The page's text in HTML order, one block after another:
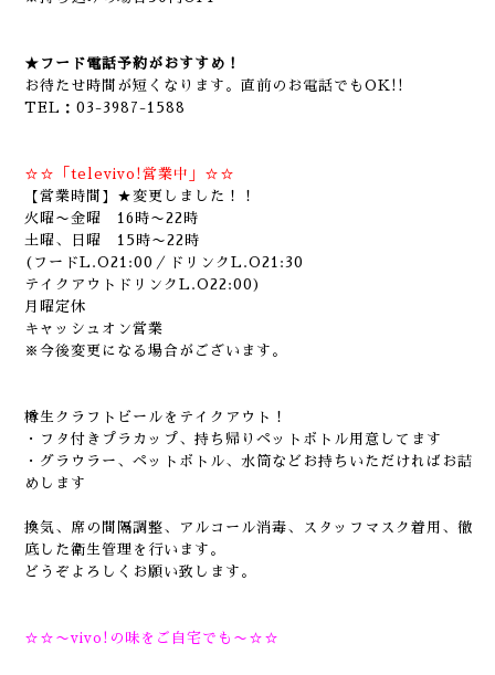
★フード電話予約がおすすめ！
お待たせ時間が短くなります。直前のお電話でもOK!!
TEL：03-3987-1588
☆☆「televivo!営業中」☆☆
【営業時間】★変更しました！！
火曜〜金曜 16時〜22時
土曜、日曜 15時〜22時
(フードL.O21:00／ドリンクL.O21:30
テイクアウトドリンクL.O22:00)
月曜定休
キャッシュオン営業
※今後変更になる場合がございます。
樽生クラフトビールをテイクアウト！
・フタ付きプラカップ、持ち帰りペットボトル用意してます
・グラウラー、ペットボトル、水筒などお持ちいただければお詰
めします
換気、席の間隔調整、アルコール消毒、スタッフマスク着用、徹
底した衛生管理を行います。
どうぞよろしくお願い致します。
☆☆〜vivo!の味をご自宅でも〜☆☆